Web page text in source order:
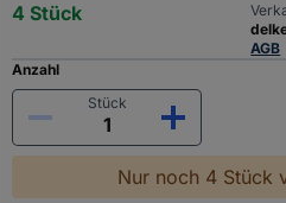
4 Stück
AGB
Anzahl
Stück
Nur noch 4 Stück